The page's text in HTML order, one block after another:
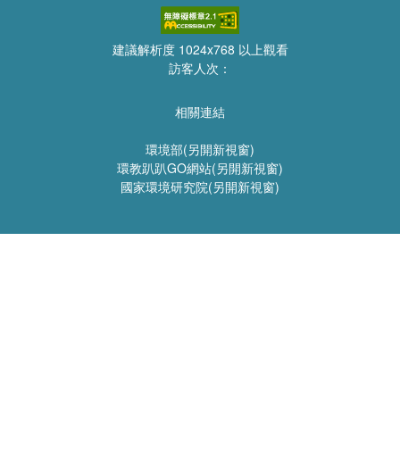
建議解析度 1024x768 以上觀看
訪客人次：
相關連結
環境部(另開新視窗)
環教趴趴GO網站(另開新視窗)
國家環境研究院(另開新視窗)